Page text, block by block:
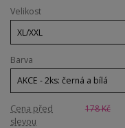
Velikost
Barva
Cena před
slevou
178 Kč